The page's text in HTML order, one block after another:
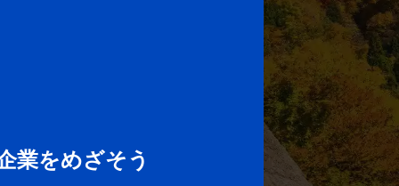
業をめざそう